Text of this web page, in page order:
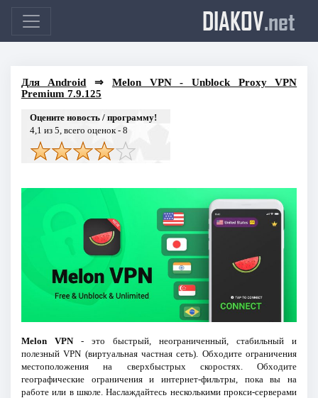
DIAKOV.net
Для Android ⇒ Melon VPN - Unblock Proxy VPN
Premium 7.9.125
Оцените новость / программу!
4,1 из 5, всего оценок - 8
Melon VPN- это быстрый, неограниченный, стабильный и
полезный VPN (виртуальная частная сеть). Обходите ограничения
местоположения на сверхбыстрых скоростях. Обходите
географические ограничения и интернет-фильтры, пока вы на
работе или в школе. Наслаждайтесь несколькими прокси-серверами